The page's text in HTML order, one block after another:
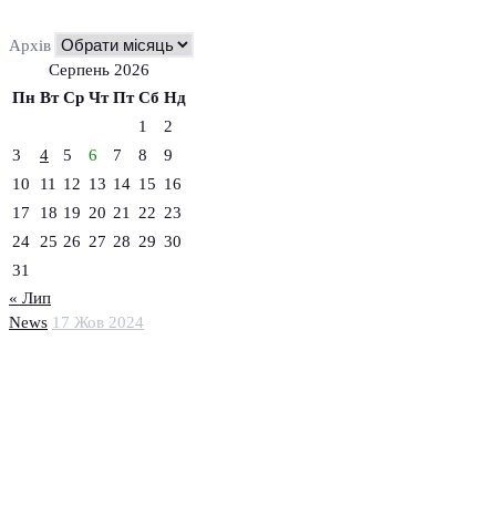
News 17 Жов 2024
Архів
Серпень 2026
Пн Вт Ср Чт Пт Сб Нд
1
2
3
4 5 6 7 8
9
10
11 12 13 14 15 16
17
18 19 20 21 22 23
24
25 26 27 28 29 30
31
« Лип